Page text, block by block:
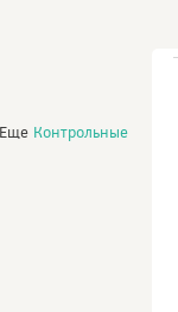
Контрольные